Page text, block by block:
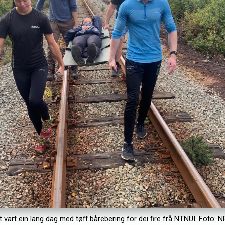
vart ein lang dag med tøff bårebering for dei fire frå NTNUI. Foto: